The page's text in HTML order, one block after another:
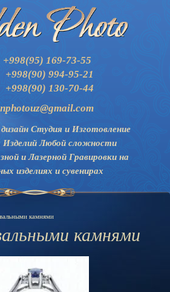
Студия и Изготовление
Любой сложности
и Лазерной Гравировки на
изделиях и сувенирах
+998(95) 169-73-55
+998(90) 994-95-21
+998(90) 130-70-44
камнями
камнями